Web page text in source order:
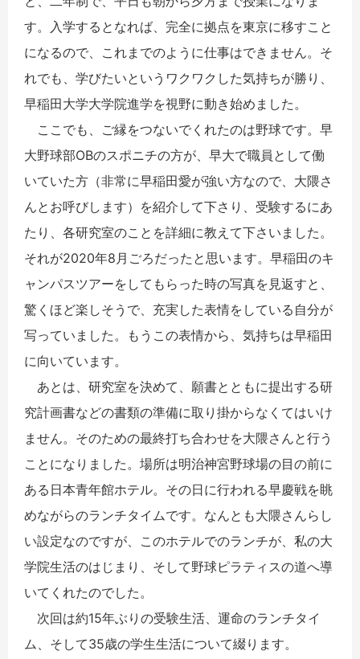
す。入学するとなれば、完全に拠点を東京に移すこと
になるので、これまでのように仕事はできません。そ
れでも、学びたいというワクワクした気持ちが勝り、
早稲田大学大学院進学を視野に動き始めました。
ここでも、ご縁をつないでくれたのは野球です。早
大野球部OBのスポニチの方が、早大で職員として働
いていた方（非常に早稲田愛が強い方なので、大隈さ
んとお呼びします）を紹介して下さり、受験するにあ
たり、各研究室のことを詳細に教えて下さいました。
それが2020年8月ごろだったと思います。早稲田のキ
ャンパスツアーをしてもらった時の写真を見返すと、
驚くほど楽しそうで、充実した表情をしている自分が
写っていました。もうこの表情から、気持ちは早稲田
に向いています。
あとは、研究室を決めて、願書とともに提出する研
究計画書などの書類の準備に取り掛からなくてはいけ
ません。そのための最終打ち合わせを大隈さんと行う
ことになりました。場所は明治神宮野球場の目の前に
ある日本青年館ホテル。その日に行われる早慶戦を眺
めながらのランチタイムです。なんとも大隈さんらし
い設定なのですが、このホテルでのランチが、私の大
学院生活のはじまり、そして野球ピラティスの道へ導
いてくれたのでした。
次回は約15年ぶりの受験生活、運命のランチタイ
ム、そして35歳の学生生活について綴ります。